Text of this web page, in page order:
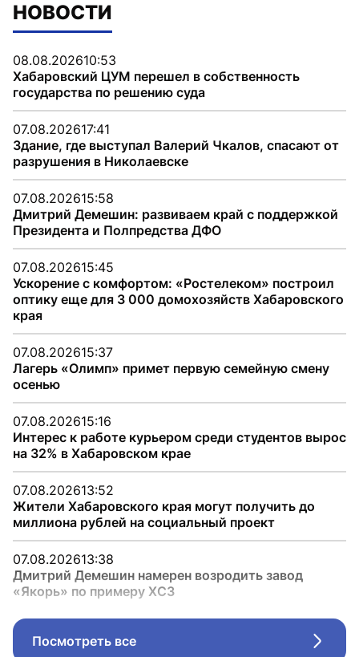
НОВОСТИ
08.08.202610:53
Хабаровский ЦУМ перешел в собственность
государства по решению суда
07.08.202617:41
Здание, где выступал Валерий Чкалов, спасают от
разрушения в Николаевске
07.08.202615:58
Дмитрий Демешин: развиваем край с поддержкой
Президента и Полпредства ДФО
07.08.202615:45
Ускорение с комфортом: «Ростелеком» построил
оптику еще для 3 000 домохозяйств Хабаровского
края
07.08.202615:37
Лагерь «Олимп» примет первую семейную смену
осенью
07.08.202615:16
Интерес к работе курьером среди студентов вырос
на 32% в Хабаровском крае
07.08.202613:52
Жители Хабаровского края могут получить до
миллиона рублей на социальный проект
07.08.202613:38
Дмитрий Демешин намерен возродить завод
«Якорь» по примеру ХСЗ
Посмотреть все